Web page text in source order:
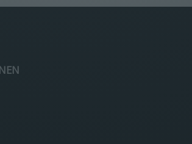
Bindearbeiten   erledigen,   Besen   aus
nageln. Zuhause hatten die Eltern noch eine